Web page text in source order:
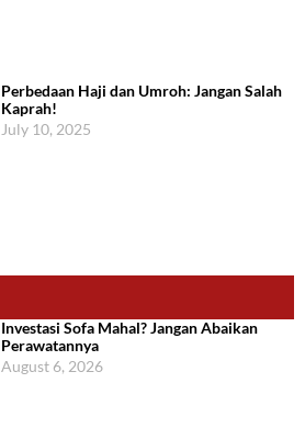
Perbedaan Haji dan Umroh: Jangan Salah
Kaprah!
July 10, 2025
Investasi Sofa Mahal? Jangan Abaikan
Perawatannya
August 6, 2026